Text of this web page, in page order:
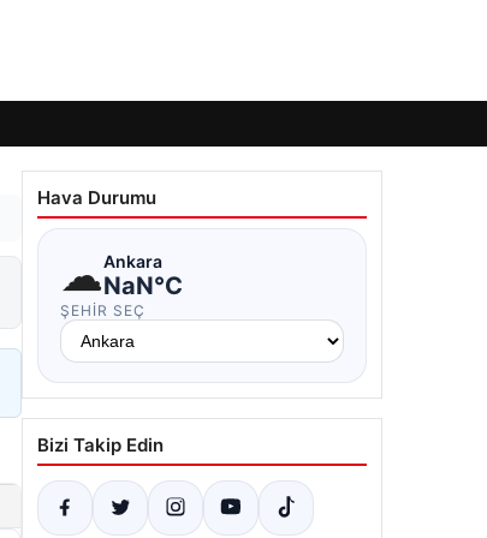
Hava Durumu
☁Ankara
NaN°C
ŞEHIR SEÇ
Bizi Takip Edin